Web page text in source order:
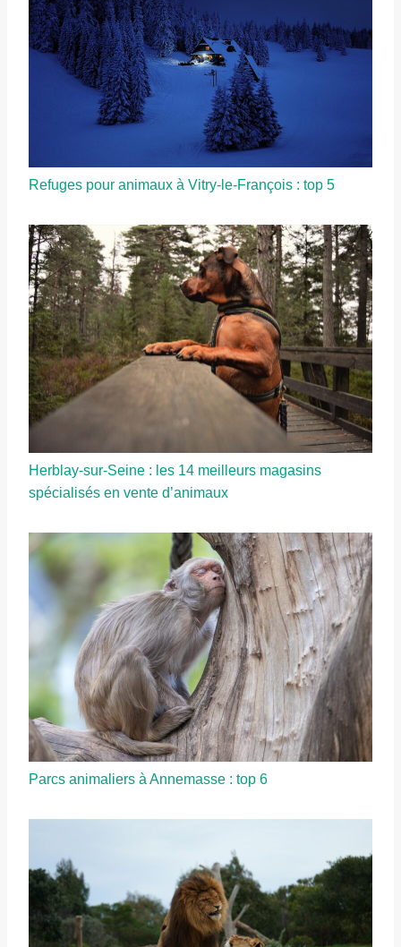
Refuges pour animaux à Vitry-le-François : top 5
Herblay-sur-Seine : les 14 meilleurs magasins
spécialisés en vente d’animaux
Parcs animaliers à Annemasse : top 6